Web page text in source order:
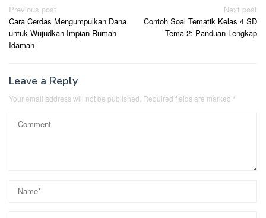
Post
navigation
Previous post
Cara Cerdas Mengumpulkan Dana
untuk Wujudkan Impian Rumah
Idaman
Next post
Contoh Soal Tematik Kelas 4 SD
Tema 2: Panduan Lengkap
Leave a Reply
Your email address will not be published. Required fields are marked *